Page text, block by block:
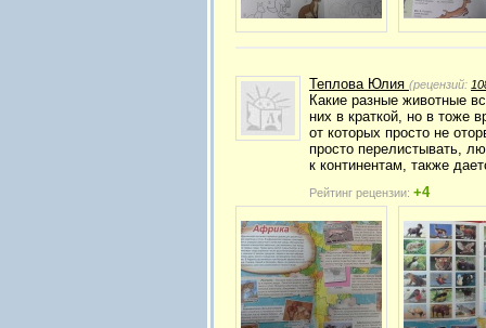
Теплова Юлия (рецензий:
Какие разные животные
них в краткой, но в тоже
от которых просто не
просто перелистывать,
к континентам, также
Рейтинг рецензии: +4